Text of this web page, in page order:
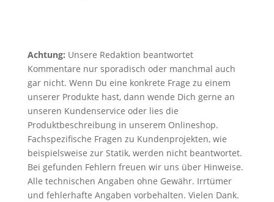
Achtung: Unsere Redaktion beantwortet
Kommentare nur sporadisch oder manchmal auch
gar nicht. Wenn Du eine konkrete Frage zu einem
unserer Produkte hast, dann wende Dich gerne an
unseren Kundenservice oder lies die
Produktbeschreibung in unserem Onlineshop.
Fachspezifische Fragen zu Kundenprojekten, wie
beispielsweise zur Statik, werden nicht beantwortet.
Bei gefunden Fehlern freuen wir uns über Hinweise.
Alle technischen Angaben ohne Gewähr. Irrtümer
und fehlerhafte Angaben vorbehalten. Vielen Dank.